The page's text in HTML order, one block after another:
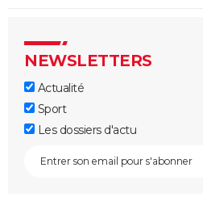
NEWSLETTERS
Actualité
Sport
Les dossiers d'actu